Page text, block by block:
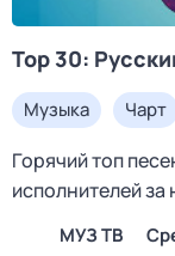
Top 30:
Музыка Чарт
Горячий топ
исполнителей
МУЗ ТВ